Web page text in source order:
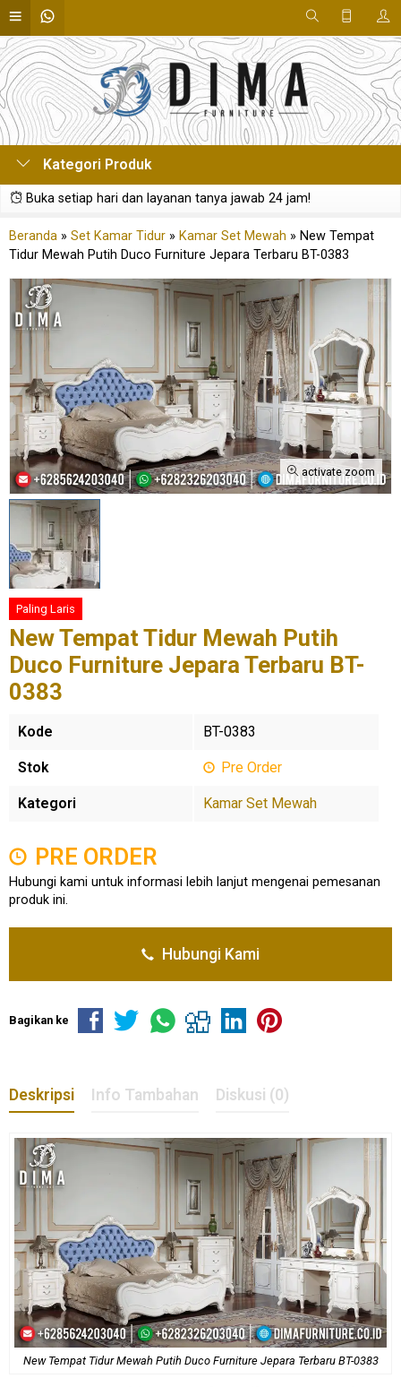
Kategori Produk
Buka setiap hari dan layanan tanya jawab 24 jam!
Beranda » Set Kamar Tidur » Kamar Set Mewah » New Tempat
Tidur Mewah Putih Duco Furniture Jepara Terbaru BT-0383
activate zoom
Paling Laris
New Tempat Tidur Mewah Putih
Duco Furniture Jepara Terbaru BT-
0383
Kode BT-0383
Stok Pre Order
Kategori Kamar Set Mewah
PRE ORDER
Hubungi kami untuk informasi lebih lanjut mengenai pemesanan
produk ini.
Hubungi Kami
Bagikan ke
Deskripsi Info Tambahan Diskusi (0)
New Tempat Tidur Mewah Putih Duco Furniture Jepara Terbaru BT-0383